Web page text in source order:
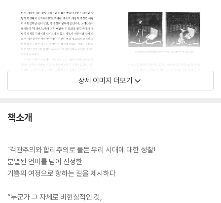
상세 이미지 더보기
책소개
"객관주의와 합리주의로 물든 우리 시대에 대한 성찰!
분열된 언어를 넘어 진정한
기쁨의 여정으로 향하는 길을 제시하다
“누군가 그 자체로 비현실적인 것,